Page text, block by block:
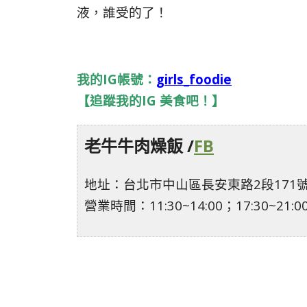
液，誰受的了！
我的IG帳號： girls_foodie
【追蹤我的IG 美食吧！】
老牛牛肉燥飯 /FB
地址：台北市中山區長安東路2段171
營業時間：11:30~14:00；